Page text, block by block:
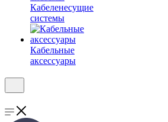
Кабеленесущие
системы
Кабельные
аксессуары